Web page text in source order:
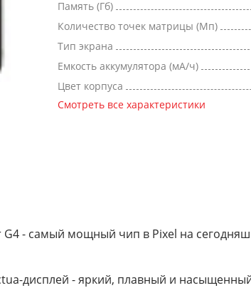
Память (Гб)
Количество точек матрицы (Мп)
Тип экрана
Емкость аккумулятора (мА/ч)
Цвет корпуса
Смотреть все характеристики
G4 - самый мощный чип в Pixel на
дисплей - яркий, плавный и